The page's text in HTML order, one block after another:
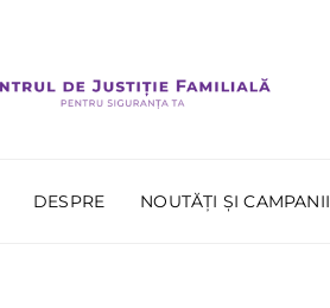
DESPRE NOUTĂȚI ȘI CAMPANII